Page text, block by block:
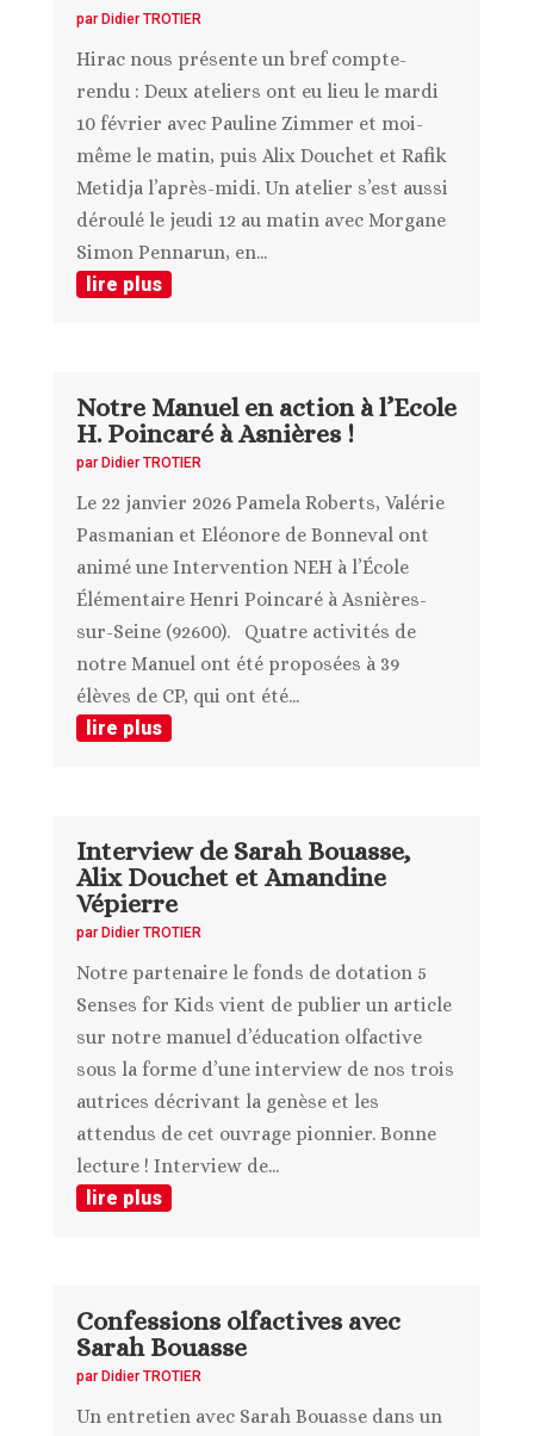
par Didier TROTIER
Hirac nous présente un bref compte-
rendu : Deux ateliers ont eu lieu le mardi
10 février avec Pauline Zimmer et moi-
même le matin, puis Alix Douchet et Rafik
Metidja l’après-midi. Un atelier s’est aussi
déroulé le jeudi 12 au matin avec Morgane
Simon Pennarun, en...
lire plus
Notre Manuel en action à l’Ecole
H. Poincaré à Asnières !
par Didier TROTIER
Le 22 janvier 2026 Pamela Roberts, Valérie
Pasmanian et Eléonore de Bonneval ont
animé une Intervention NEH à l’École
Élémentaire Henri Poincaré à Asnières-
sur-Seine (92600). Quatre activités de
notre Manuel ont été proposées à 39
élèves de CP, qui ont été...
lire plus
Interview de Sarah Bouasse,
Alix Douchet et Amandine
Vépierre
par Didier TROTIER
Notre partenaire le fonds de dotation 5
Senses for Kids vient de publier un article
sur notre manuel d’éducation olfactive
sous la forme d’une interview de nos trois
autrices décrivant la genèse et les
attendus de cet ouvrage pionnier. Bonne
lecture ! Interview de...
lire plus
Confessions olfactives avec
Sarah Bouasse
par Didier TROTIER
Un entretien avec Sarah Bouasse dans un